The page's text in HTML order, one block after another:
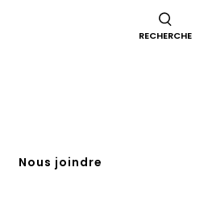
RECHERCHE
Nous joindre